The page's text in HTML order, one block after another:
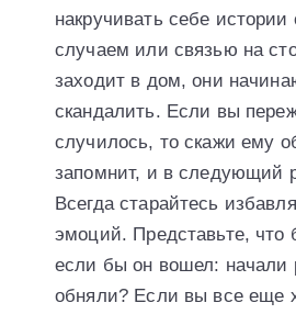
накручивать себе
случаем или связью на
заходит в дом, они
скандалить. Если вы
случилось, то скажи ему
запомнит, и в следующий
Всегда старайтесь
эмоций. Представьте, что
если бы он вошел: начали
обняли? Если вы все еще